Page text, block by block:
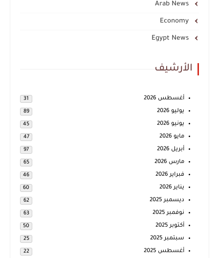
Arab News
Economy
Egypt News
الأرشيف
أغسطس 2026 31
يوليو 2026 89
يونيو 2026 45
مايو 2026 47
أبريل 2026 97
مارس 2026 65
فبراير 2026 46
يناير 2026 60
ديسمبر 2025 62
نوفمبر 2025 63
أكتوبر 2025 50
سبتمبر 2025 25
أغسطس 2025 22